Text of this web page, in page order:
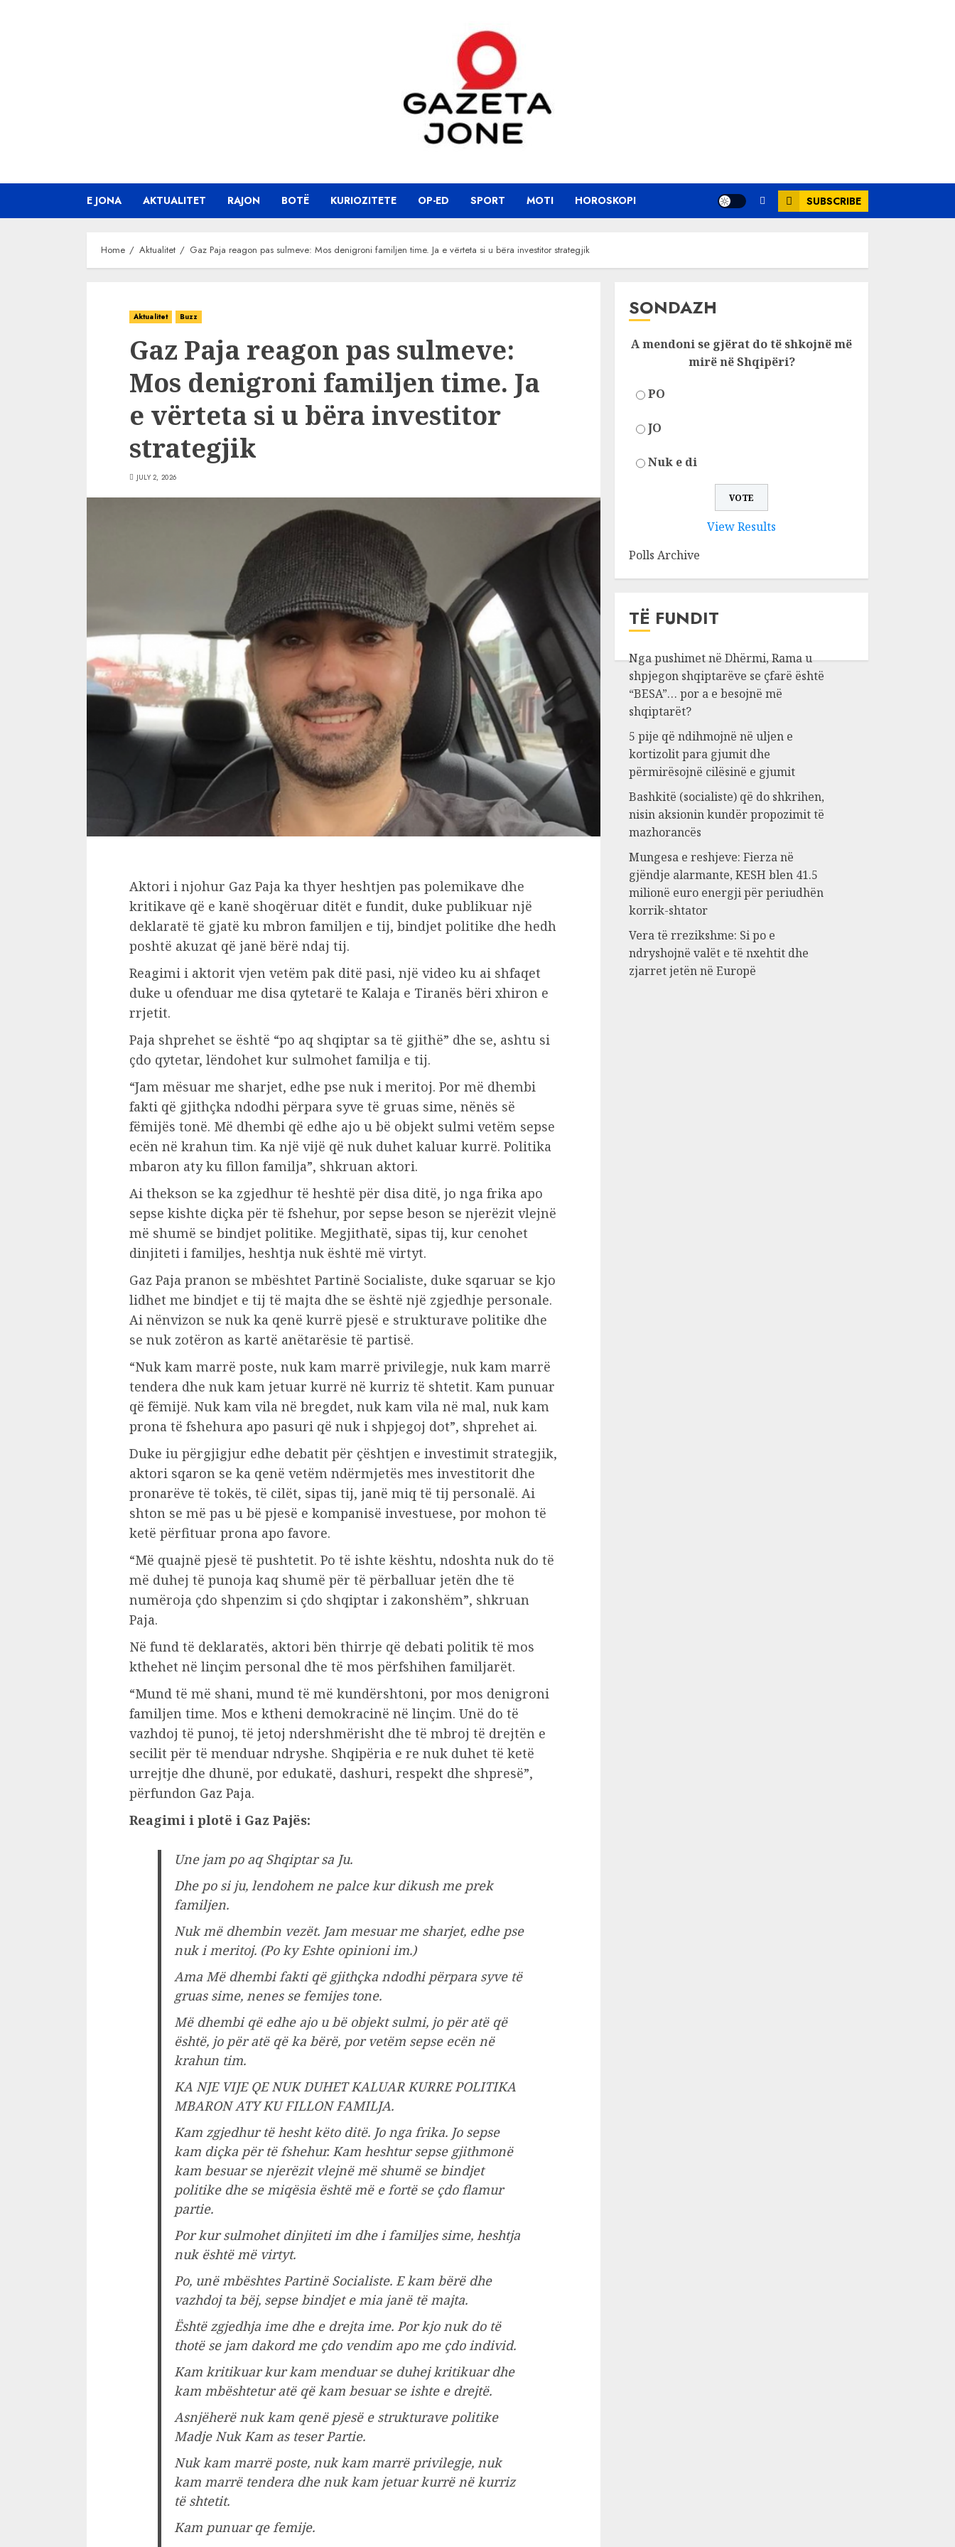
E JONA AKTUALITET RAJON BOTË KURIOZITETE OP-ED SPORT MOTI HOROSKOPI SUBSCRIBE
Home Aktualitet Gaz Paja reagon pas sulmeve: Mos denigroni familjen time. Ja e vërteta si u bëra investitor strategjik
Aktualitet Buzz
Gaz Paja reagon pas sulmeve:
Mos denigroni familjen time. Ja
e vërteta si u bëra investitor
strategjik
JULY 2, 2026
Aktori i njohur Gaz Paja ka thyer heshtjen pas polemikave dhe
kritikave që e kanë shoqëruar ditët e fundit, duke publikuar një
deklaratë të gjatë ku mbron familjen e tij, bindjet politike dhe hedh
poshtë akuzat që janë bërë ndaj tij.
Reagimi i aktorit vjen vetëm pak ditë pasi, një video ku ai shfaqet
duke u ofenduar me disa qytetarë te Kalaja e Tiranës bëri xhiron e
rrjetit.
Paja shprehet se është “po aq shqiptar sa të gjithë” dhe se, ashtu si
çdo qytetar, lëndohet kur sulmohet familja e tij.
“Jam mësuar me sharjet, edhe pse nuk i meritoj. Por më dhembi
fakti që gjithçka ndodhi përpara syve të gruas sime, nënës së
fëmijës tonë. Më dhembi që edhe ajo u bë objekt sulmi vetëm sepse
ecën në krahun tim. Ka një vijë që nuk duhet kaluar kurrë. Politika
mbaron aty ku fillon familja”, shkruan aktori.
Ai thekson se ka zgjedhur të heshtë për disa ditë, jo nga frika apo
sepse kishte diçka për të fshehur, por sepse beson se njerëzit vlejnë
më shumë se bindjet politike. Megjithatë, sipas tij, kur cenohet
dinjiteti i familjes, heshtja nuk është më virtyt.
Gaz Paja pranon se mbështet Partinë Socialiste, duke sqaruar se kjo
lidhet me bindjet e tij të majta dhe se është një zgjedhje personale.
Ai nënvizon se nuk ka qenë kurrë pjesë e strukturave politike dhe
se nuk zotëron as kartë anëtarësie të partisë.
“Nuk kam marrë poste, nuk kam marrë privilegje, nuk kam marrë
tendera dhe nuk kam jetuar kurrë në kurriz të shtetit. Kam punuar
që fëmijë. Nuk kam vila në bregdet, nuk kam vila në mal, nuk kam
prona të fshehura apo pasuri që nuk i shpjegoj dot”, shprehet ai.
Duke iu përgjigjur edhe debatit për çështjen e investimit strategjik,
aktori sqaron se ka qenë vetëm ndërmjetës mes investitorit dhe
pronarëve të tokës, të cilët, sipas tij, janë miq të tij personalë. Ai
shton se më pas u bë pjesë e kompanisë investuese, por mohon të
ketë përfituar prona apo favore.
“Më quajnë pjesë të pushtetit. Po të ishte kështu, ndoshta nuk do të
më duhej të punoja kaq shumë për të përballuar jetën dhe të
numëroja çdo shpenzim si çdo shqiptar i zakonshëm”, shkruan
Paja.
Në fund të deklaratës, aktori bën thirrje që debati politik të mos
kthehet në linçim personal dhe të mos përfshihen familjarët.
“Mund të më shani, mund të më kundërshtoni, por mos denigroni
familjen time. Mos e ktheni demokracinë në linçim. Unë do të
vazhdoj të punoj, të jetoj ndershmërisht dhe të mbroj të drejtën e
secilit për të menduar ndryshe. Shqipëria e re nuk duhet të ketë
urrejtje dhe dhunë, por edukatë, dashuri, respekt dhe shpresë”,
përfundon Gaz Paja.
Reagimi i plotë i Gaz Pajës:
Une jam po aq Shqiptar sa Ju.
Dhe po si ju, lendohem ne palce kur dikush me prek
familjen.
Nuk më dhembin vezët. Jam mesuar me sharjet, edhe pse
nuk i meritoj. (Po ky Eshte opinioni im.)
Ama Më dhembi fakti që gjithçka ndodhi përpara syve të
gruas sime, nenes se femijes tone.
Më dhembi që edhe ajo u bë objekt sulmi, jo për atë që
është, jo për atë që ka bërë, por vetëm sepse ecën në
krahun tim.
KA NJE VIJE QE NUK DUHET KALUAR KURRE POLITIKA
MBARON ATY KU FILLON FAMILJA.
Kam zgjedhur të hesht këto ditë. Jo nga frika. Jo sepse
kam diçka për të fshehur. Kam heshtur sepse gjithmonë
kam besuar se njerëzit vlejnë më shumë se bindjet
politike dhe se miqësia është më e fortë se çdo flamur
partie.
Por kur sulmohet dinjiteti im dhe i familjes sime, heshtja
nuk është më virtyt.
Po, unë mbështes Partinë Socialiste. E kam bërë dhe
vazhdoj ta bëj, sepse bindjet e mia janë të majta.
Është zgjedhja ime dhe e drejta ime. Por kjo nuk do të
thotë se jam dakord me çdo vendim apo me çdo individ.
Kam kritikuar kur kam menduar se duhej kritikuar dhe
kam mbështetur atë që kam besuar se ishte e drejtë.
Asnjëherë nuk kam qenë pjesë e strukturave politike
Madje Nuk Kam as teser Partie.
Nuk kam marrë poste, nuk kam marrë privilegje, nuk
kam marrë tendera dhe nuk kam jetuar kurrë në kurriz
të shtetit.
Kam punuar qe femije.
SONDAZH
A mendoni se gjërat do të shkojnë më
mirë në Shqipëri?
PO
JO
Nuk e di
View Results
Polls Archive
TË FUNDIT
Nga pushimet në Dhërmi, Rama u
shpjegon shqiptarëve se çfarë është
“BESA”… por a e besojnë më
shqiptarët?
5 pije që ndihmojnë në uljen e
kortizolit para gjumit dhe
përmirësojnë cilësinë e gjumit
Bashkitë (socialiste) që do shkrihen,
nisin aksionin kundër propozimit të
mazhorancës
Mungesa e reshjeve: Fierza në
gjëndje alarmante, KESH blen 41.5
milionë euro energji për periudhën
korrik-shtator
Vera të rrezikshme: Si po e
ndryshojnë valët e të nxehtit dhe
zjarret jetën në Europë